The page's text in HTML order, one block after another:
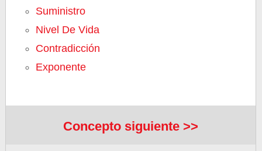
Suministro
Nivel De Vida
Contradicción
Exponente
Concepto siguiente >>